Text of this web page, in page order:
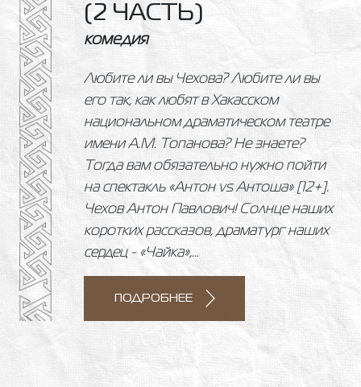
(2 ЧАСТЬ)
комедия
Любите ли вы Чехова? Любите ли вы
его так, как любят в Хакасском
национальном драматическом театре
имени А.М. Топанова? Не знаете?
Тогда вам обязательно нужно пойти
на спектакль «Антон vs Антоша» [12+].
Чехов Антон Павлович! Солнце наших
коротких рассказов, драматург наших
сердец - «Чайка»,...
ПОДРОБНЕЕ